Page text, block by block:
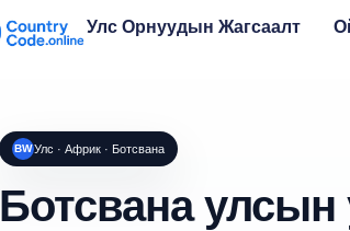
Улс Орнуудын Жагсаалт
BWУлс · Африк · Ботсвана
Ботсвана